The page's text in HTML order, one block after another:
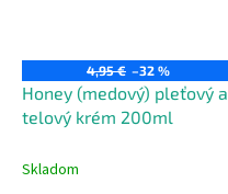
4,95 € –32 %
Honey (medový) pleťový a
telový krém 200ml
Skladom